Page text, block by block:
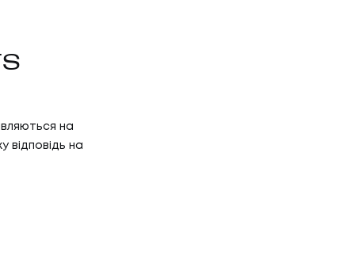
на
відповідь на